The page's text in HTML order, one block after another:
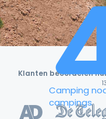
Camping
campings
Klanten beoordelen